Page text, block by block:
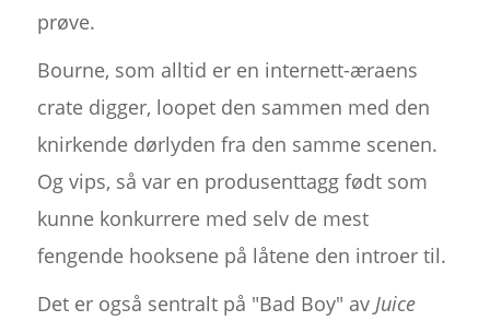
prøve.
Bourne, som alltid er en internett-æraens
crate digger, loopet den sammen med den
knirkende dørlyden fra den samme scenen.
Og vips, så var en produsenttagg født som
kunne konkurrere med selv de mest
fengende hooksene på låtene den introer til.
Det er også sentralt på "Bad Boy" av Juice